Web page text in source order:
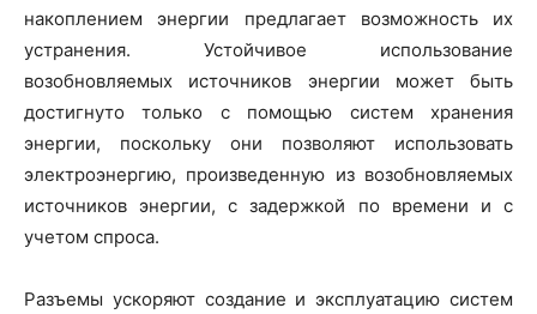
накоплением энергии предлагает возможность их
устранения. Устойчивое использование
возобновляемых источников энергии может быть
достигнуто только с помощью систем хранения
энергии, поскольку они позволяют использовать
электроэнергию, произведенную из возобновляемых
источников энергии, с задержкой по времени и с
учетом спроса.
Разъемы ускоряют создание и эксплуатацию систем